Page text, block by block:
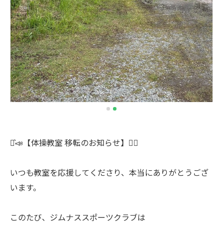
⋆͛📣【体操教室 移転のお知らせ】🤸‍♂️
いつも教室を応援してくださり、本当にありがとうござ
います。
このたび、ジムナススポーツクラブは